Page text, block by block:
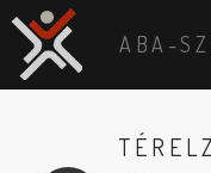
ABA-